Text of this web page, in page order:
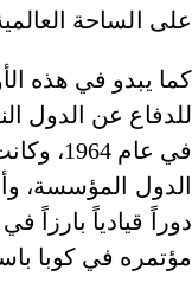
على الساحة
للدفاع عن الدول
في عام
دوراً قيادياً بارزاً
مؤتمره في كوبا باسم «جي 77 والصين» هذا العام تأكيداً